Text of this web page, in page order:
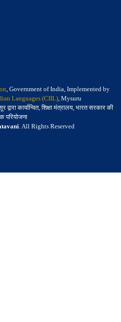
, Government of India, Implemented by
Languages (CIIL), Mysuru
कार्यान्वित, शिक्षा मंत्रालय, भारत सरकार की
परियोजना
. All Rights Reserved